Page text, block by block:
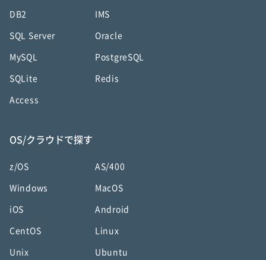
DB2 IMS
SQL Server Oracle
MySQL PostgreSQL
SQLite Redis
Access
OS/クラウドで探す
z/OS AS/400
Windows MacOS
iOS Android
CentOS Linux
Unix Ubuntu